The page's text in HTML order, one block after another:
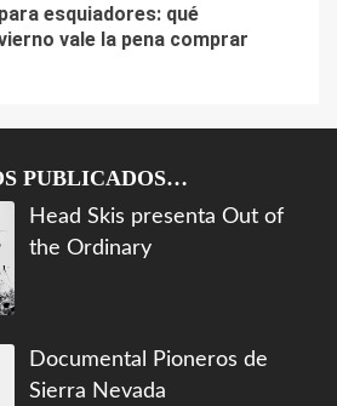
esquiadores: qué
vale la pena comprar
PUBLICADOS…
Head Skis presenta Out of
the Ordinary
Documental Pioneros de
Sierra Nevada